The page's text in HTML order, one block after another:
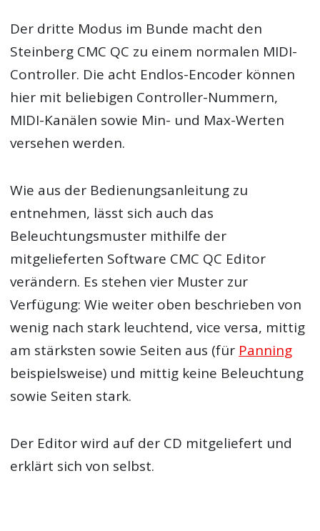
Der dritte Modus im Bunde macht den
Steinberg CMC QC zu einem normalen MIDI-
Controller. Die acht Endlos-Encoder können
hier mit beliebigen Controller-Nummern,
MIDI-Kanälen sowie Min- und Max-Werten
versehen werden.
Wie aus der Bedienungsanleitung zu
entnehmen, lässt sich auch das
Beleuchtungsmuster mithilfe der
mitgelieferten Software CMC QC Editor
verändern. Es stehen vier Muster zur
Verfügung: Wie weiter oben beschrieben von
wenig nach stark leuchtend, vice versa, mittig
am stärksten sowie Seiten aus (für Panning
beispielsweise) und mittig keine Beleuchtung
sowie Seiten stark.
Der Editor wird auf der CD mitgeliefert und
erklärt sich von selbst.